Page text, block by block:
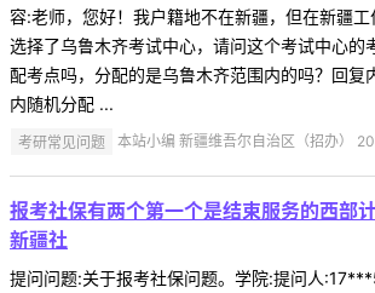
容:老师，您好！我户籍地不在新疆，但在新疆
选择了乌鲁木齐考试中心，请问这个考试中心的
配考点吗，分配的是乌鲁木齐范围内的吗？回复
内随机分配 ...
考研常见问题 本站小编 新疆维吾尔自治区（招办）
报考社保有两个第一个是结束服务的西部
新疆社
提问问题:关于报考社保问题。学院:提问人